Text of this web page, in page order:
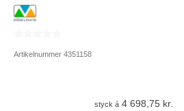
Artikelnummer 4351158
styck á 4 698,75 kr.